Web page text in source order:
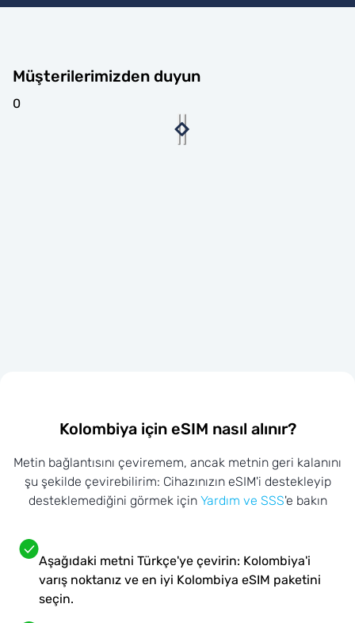
Müşterilerimizden duyun
0
Kolombiya için eSIM nasıl alınır?
Metin bağlantısını çeviremem, ancak metnin geri kalanını
şu şekilde çevirebilirim: Cihazınızın eSIM'i destekleyip
desteklemediğini görmek için Yardım ve SSS'e bakın
Aşağıdaki metni Türkçe'ye çevirin: Kolombiya'i
varış noktanız ve en iyi Kolombiya eSIM paketini
seçin.